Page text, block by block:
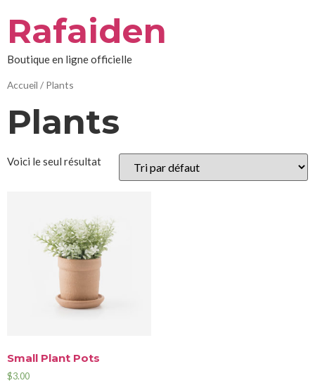
au
contenu
Rafaiden
Boutique en ligne officielle
Accueil / Plants
Plants
Voici le seul résultat
Small Plant Pots
$3.00